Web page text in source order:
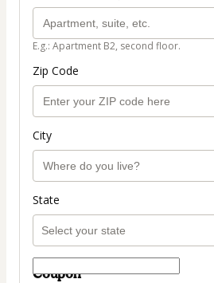
E.g.: Apartment B2, second floor.
Zip Code
City
State
Coupon